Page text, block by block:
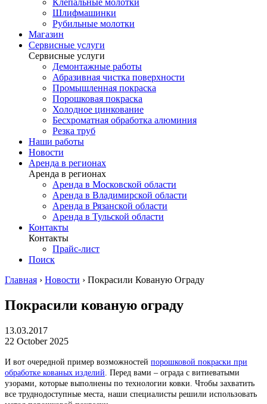
Шлифмашинки
Рубильные молотки
Магазин
Сервисные услуги
Сервисные услуги
Демонтажные работы
Абразивная чистка поверхности
Промышленная покраска
Порошковая покраска
Холодное цинкование
Бесхроматная обработка алюминия
Резка труб
Наши работы
Новости
Аренда в регионах
Аренда в регионах
Аренда в Московской области
Аренда в Владимирской области
Аренда в Рязанской области
Аренда в Тульской области
Контакты
Контакты
Прайс-лист
Поиск
Главная › Новости › Покрасили Кованую Ограду
Покрасили кованую ограду
13.03.2017
22 October 2025
И вот очередной пример возможностей порошковой покраски при
обработке кованых изделий . Перед вами – ограда с витиеватыми
узорами, которые выполнены по технологии ковки. Чтобы захватить
все труднодоступные места, наши специалисты решили использовать